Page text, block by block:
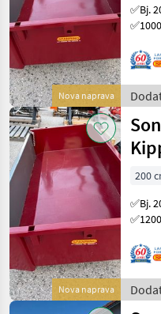
Nova naprava
✅Bj.
kostenlos
za
/
Nova naprava
200
✅Bj.
kostenlos